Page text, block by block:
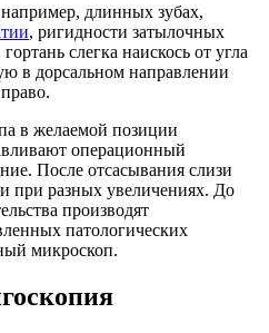
длинных зубах,
, ригидности затылочных
слегка наискось от угла
в дорсальном направлении
в желаемой позиции
операционный
После отсасывания слизи
при разных увеличениях. До
производят
патологических
микроскоп.